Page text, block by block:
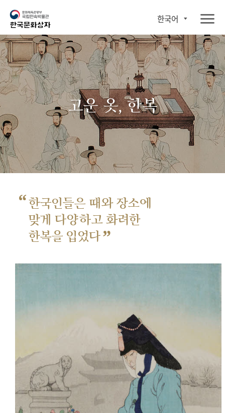
한국어
고운 옷, 한복
“한국인들은 때와 장소에
맞게 다양하고 화려한
한복을 입었다”